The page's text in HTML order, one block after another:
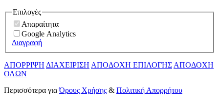
Επιλογές
Απαραίτητα
Google Analytics
Διαγραφή
ΑΠΟΡΡΙΨΗ ΔΙΑΧΕΙΡΙΣΗ ΑΠΟΔΟΧΗ ΕΠΙΛΟΓΗΣ ΑΠΟΔΟΧΗ
ΟΛΩΝ
Περισσότερα γιαΌρους Χρήσης & Πολιτική Απορρήτου